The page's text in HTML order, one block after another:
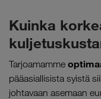
Kuinka
Tarjoamamme
pääasiallisista syistä
johtavaan asemaan